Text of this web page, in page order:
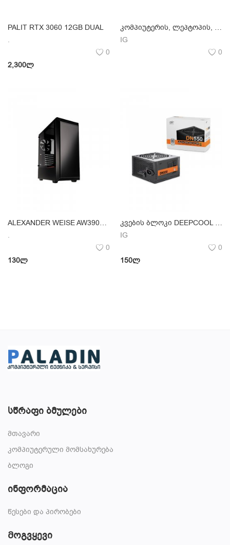
PALIT RTX 3060 12GB DUAL
.
0
2,300ლ
კომპიუტერის, ლეპტოპის, მონიტორის ტექნიკური და პროგრამული უზრუნველყოფა
IG
0
ALEXANDER WEISE AW3904 ATX CASE
.
0
130ლ
კვების ბლოკი DEEPCOOL DN550 შეძენის შემთხვევაში დაგვიკავშირდით
IG
0
150ლ
სწრაფი ბმულები
მთავარი
კომპიუტერული მომსახურება
ბლოგი
ინფორმაცია
წესები და პირობები
Მოგვყევი